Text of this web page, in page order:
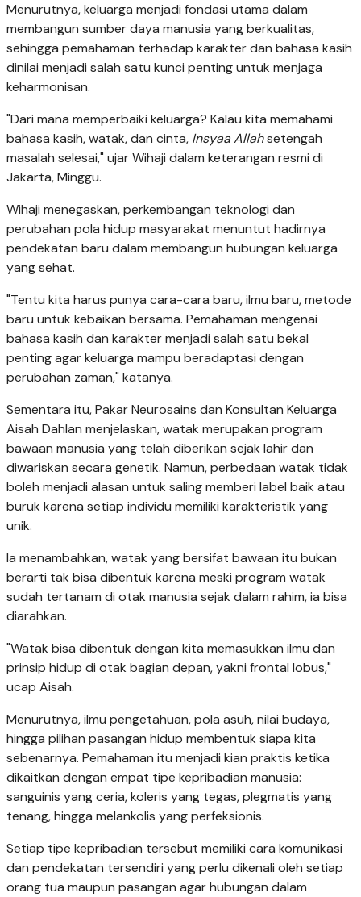
Menurutnya, keluarga menjadi fondasi utama dalam
membangun sumber daya manusia yang berkualitas,
sehingga pemahaman terhadap karakter dan bahasa kasih
dinilai menjadi salah satu kunci penting untuk menjaga
keharmonisan.
"Dari mana memperbaiki keluarga? Kalau kita memahami
bahasa kasih, watak, dan cinta, Insyaa Allahsetengah
masalah selesai," ujar Wihaji dalam keterangan resmi di
Jakarta, Minggu.
Wihaji menegaskan, perkembangan teknologi dan
perubahan pola hidup masyarakat menuntut hadirnya
pendekatan baru dalam membangun hubungan keluarga
yang sehat.
"Tentu kita harus punya cara-cara baru, ilmu baru, metode
baru untuk kebaikan bersama. Pemahaman mengenai
bahasa kasih dan karakter menjadi salah satu bekal
penting agar keluarga mampu beradaptasi dengan
perubahan zaman," katanya.
Sementara itu, Pakar Neurosains dan Konsultan Keluarga
Aisah Dahlan menjelaskan, watak merupakan program
bawaan manusia yang telah diberikan sejak lahir dan
diwariskan secara genetik. Namun, perbedaan watak tidak
boleh menjadi alasan untuk saling memberi label baik atau
buruk karena setiap individu memiliki karakteristik yang
unik.
Ia menambahkan, watak yang bersifat bawaan itu bukan
berarti tak bisa dibentuk karena meski program watak
sudah tertanam di otak manusia sejak dalam rahim, ia bisa
diarahkan.
"Watak bisa dibentuk dengan kita memasukkan ilmu dan
prinsip hidup di otak bagian depan, yakni frontal lobus,"
ucap Aisah.
Menurutnya, ilmu pengetahuan, pola asuh, nilai budaya,
hingga pilihan pasangan hidup membentuk siapa kita
sebenarnya. Pemahaman itu menjadi kian praktis ketika
dikaitkan dengan empat tipe kepribadian manusia:
sanguinis yang ceria, koleris yang tegas, plegmatis yang
tenang, hingga melankolis yang perfeksionis.
Setiap tipe kepribadian tersebut memiliki cara komunikasi
dan pendekatan tersendiri yang perlu dikenali oleh setiap
orang tua maupun pasangan agar hubungan dalam